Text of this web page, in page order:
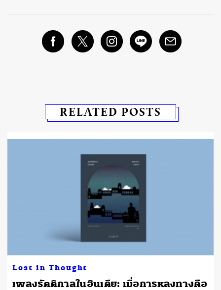
RELATED POSTS
Lost in Thought
เพลงรัตติกาลในอินเดีย: เมื่อการหลงทางคือ